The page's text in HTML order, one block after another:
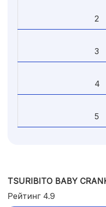
2
3
4
5
TSURIBITO BABY
Рейтинг 4.9